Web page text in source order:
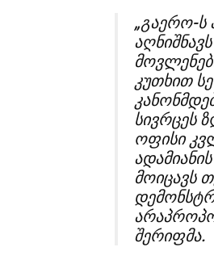
„გაერო-ს
კუთხით
სივრცეს
ოფისი
მოიცავს
შერიფმა.